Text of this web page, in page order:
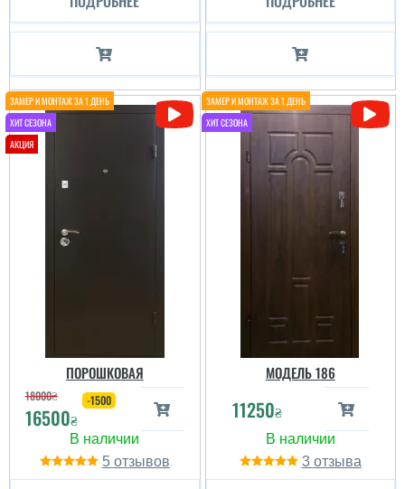
ПОРОШКОВАЯ
18000₴
16500₴
-1500
5
МОДЕЛЬ 186
11250₴
3